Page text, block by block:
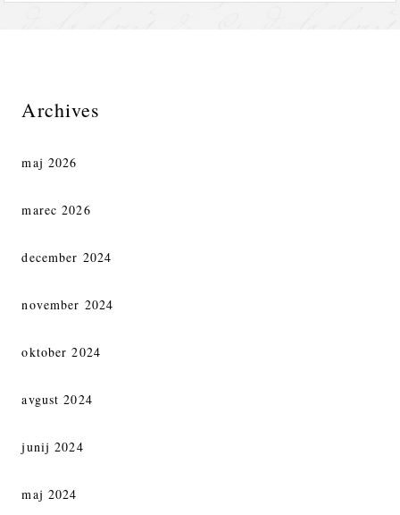
Archives
maj 2026
marec 2026
december 2024
november 2024
oktober 2024
avgust 2024
junij 2024
maj 2024